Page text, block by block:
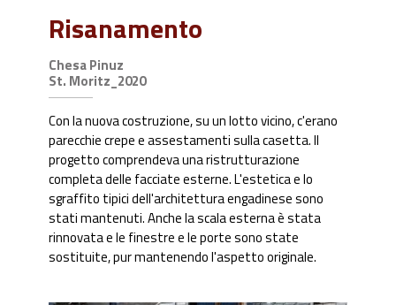
Risanamento
Chesa Pinuz
St. Moritz_2020
Con la nuova costruzione, su un lotto vicino, c'erano
parecchie crepe e assestamenti sulla casetta. Il
progetto comprendeva una ristrutturazione
completa delle facciate esterne. L'estetica e lo
sgraffito tipici dell'architettura engadinese sono
stati mantenuti. Anche la scala esterna è stata
rinnovata e le finestre e le porte sono state
sostituite, pur mantenendo l'aspetto originale.